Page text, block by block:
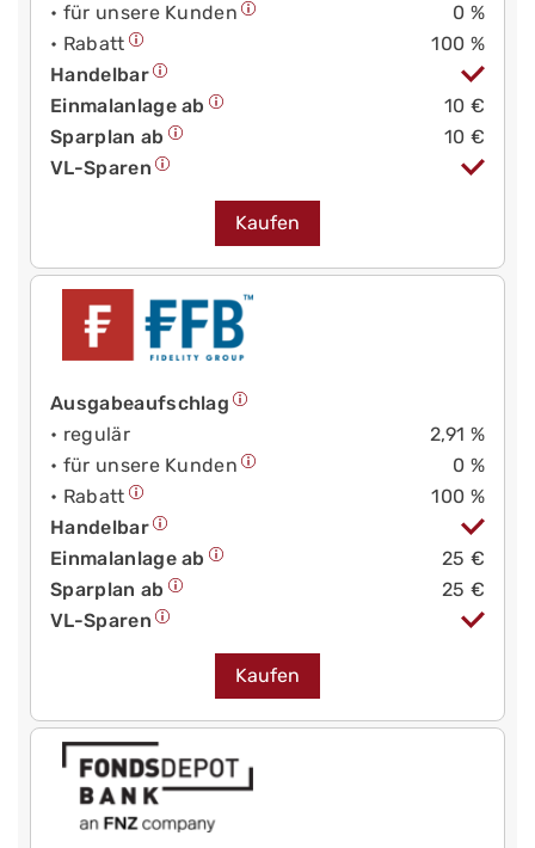
• für unsere Kunden
0 %
• Rabatt
100 %
Handelbar
Einmalanlage ab
10 €
Sparplan ab
10 €
VL-Sparen
Kaufen
Ausgabeaufschlag
• regulär
2,91 %
• für unsere Kunden
0 %
• Rabatt
100 %
Handelbar
Einmalanlage ab
25 €
Sparplan ab
25 €
VL-Sparen
Kaufen